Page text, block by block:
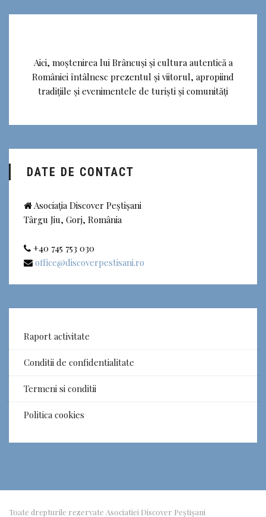
Aici, moștenirea lui Brâncuși și cultura autentică a
României întâlnesc prezentul și viitorul, apropiind
tradițiile și evenimentele de turiști și comunități
DATE DE CONTACT
Asociația Discover Peștișani
Târgu Jiu, Gorj, România
+40 745 753 030
office@discoverpestisani.ro
Raport activitate
Conditii de confidentialitate
Termeni si conditii
Politica cookies
Toate drepturile rezervate Asociatiei Discover Peștișani